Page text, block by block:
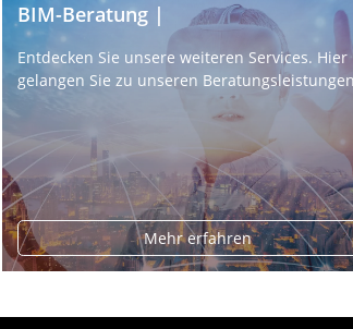
BIM-Beratung |
Entdecken Sie unsere weiteren Services. Hier
gelangen Sie zu unseren
Mehr erfahren